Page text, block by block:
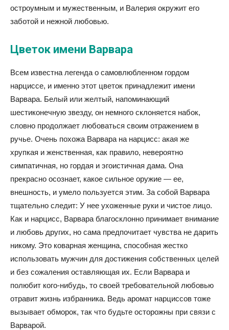
остроумным и мужественным, и Валерия окружит его
заботой и нежной любовью.
Цветок имени Варвара
Всем известна легенда о самовлюбленном гордом
нарциссе, и именно этот цветок принадлежит имени
Варвара. Белый или желтый, напоминающий
шестиконечную звезду, он немного склоняется набок,
словно продолжает любоваться своим отражением в
ручье. Очень похожа Варвара на нарцисс: акая же
хрупкая и женственная, как правило, невероятно
симпатичная, но гордая и эгоистичная дама. Она
прекрасно осознает, какое сильное оружие — ее,
внешность, и умело пользуется этим. За собой Варвара
тщательно следит: У нее ухоженные руки и чистое лицо.
Как и нарцисс, Варвара благосклонно принимает внимание
и любовь других, но сама предпочитает чувства не дарить
никому. Это коварная женщина, способная жестко
использовать мужчин для достижения собственных целей
и без сожаления оставляющая их. Если Варвара и
полюбит кого-нибудь, то своей требовательной любовью
отравит жизнь избранника. Ведь аромат нарциссов тоже
вызывает обморок, так что будьте осторожны при связи с
Варварой.